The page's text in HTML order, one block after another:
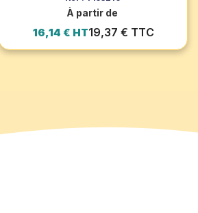
À partir de
16,14 € HT19,37 € TTC